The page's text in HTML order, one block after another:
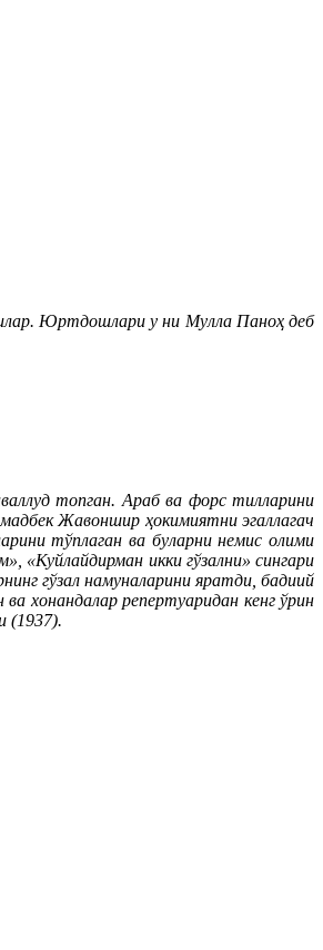
Юртдошлари у ни Мулла Паноҳ деб
топган. Араб ва форс тилларини
Жавоншир ҳокимиятни эгаллагач
тўплаган ва буларни немис олими
«Куйлайдирман икки гўзални» сингари
гўзал намуналарини яратди, бадиий
хонандалар репертуаридан кенг ўрин
(1937).